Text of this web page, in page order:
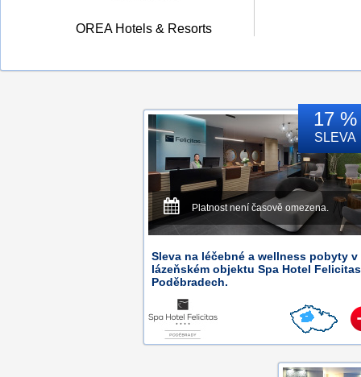
OREA Hotels & Resorts
17 %
SLEVA
Platnost není časově omezena.
Sleva na léčebné a wellness pobyty v
lázeňském objektu Spa Hotel
Poděbradech.